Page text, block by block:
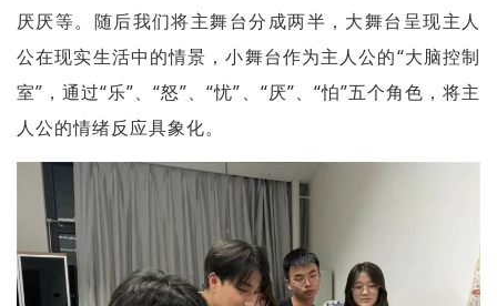
厌厌等。随后我们将主舞台分成两半，大舞台呈现主人
公在现实生活中的情景，小舞台作为主人公的“大脑控制
室”，通过“乐”、“怒”、“忧”、“厌”、“怕”五个角色，将主
人公的情绪反应具象化。